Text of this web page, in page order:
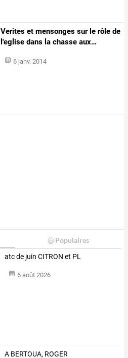
Verites et mensonges surle rôle de
l'eglise dans la chasse aux…
6 janv. 2014
Populaires
atc de juin CITRON et PL
6 août 2026
A BERTOUA, ROGER